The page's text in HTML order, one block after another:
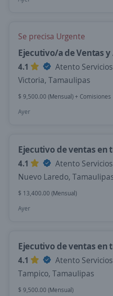
Se precisa Urgente
Ejecutivo/a de Ventas y
4.1
Atento
Victoria, Tamaulipas
$ 9,500.00 (Mensual) + Comisiones
Ayer
Ejecutivo de ventas en
4.1
Atento
Nuevo Laredo,
$ 13,400.00 (Mensual)
Ayer
Ejecutivo de ventas en
4.1
Atento
Tampico, Tamaulipas
$ 9,500.00 (Mensual)